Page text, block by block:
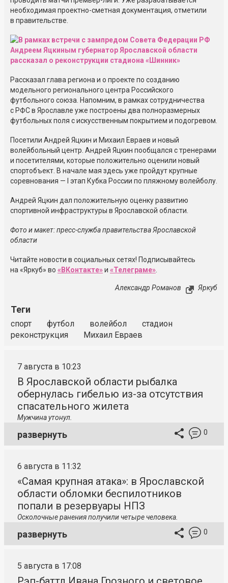
необходимая проектно-сметная документация, отметили
в правительстве.
Рассказал глава региона и о проекте по созданию
модельного регионального центра Российского
футбольного союза. Напомним, в рамках сотрудничества
с РФС в Ярославле уже построены два полноразмерных
футбольных поля с искусственным покрытием и подогревом.
Посетили Андрей Яцкин и Михаил Евраев и новый
волейбольный центр. Андрей Яцкин пообщался с тренерами
и посетителями, которые положительно оценили новый
спортобъект. В начале мая здесь уже пройдут крупные
соревнования — I этап Кубка России по пляжному волейболу.
Андрей Яцкин дал положительную оценку развитию
спортивной инфраструктуры в Ярославской области.
Фото и макет: пресс-служба правительства Ярославской
области
Читайте новости в социальных сетях! Подписывайтесь
на «Яркуб» во «ВКонтакте»и «Телеграме».
Александр Романов Яркуб
Теги
спорт футбол волейбол
стадион
реконструкция
Михаил Евраев
7 августа в 10:23
В Ярославской области рыбалка
обернулась гибелью из-за отсутствия
спасательного жилета
Мужчина утонул.
развернуть 0
6 августа в 11:32
«Самая крупная атака»: в Ярославской
области обломки беспилотников
попали в резервуары НПЗ
Осколочные ранения получили четыре человека.
развернуть 0
5 августа в 17:08